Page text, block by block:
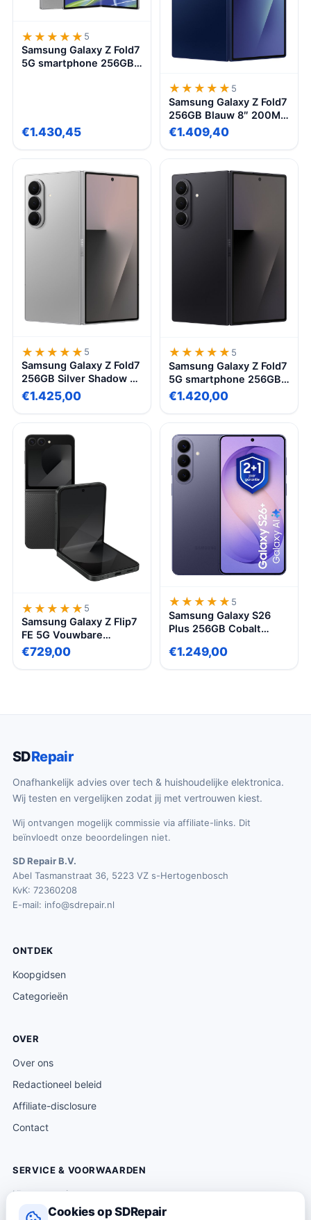
Cookies op SDRepair
★★★★★
★★★★★ 5
Samsung Galaxy Z Fold7
5G smartphone 256GB
€1.430,45
★★★★★
★★★★★ 5
Samsung Galaxy Z Fold7
256GB Blauw 8″ 200MP
Camera Snapdragon 8
Gen 3 Dual SIM 5G
€1.409,40
★★★★★
★★★★★ 5
Samsung Galaxy Z Fold7
256GB Silver Shadow –
8″ scherm, 200MP
camera, Snapdragon 8
smartphone
€1.425,00
★★★★★
★★★★★ 5
Samsung Galaxy Z Fold7
5G smartphone 256GB
JetBlack, opvouwbaar,
8” groot scherm, 200MP
Gen 4
€1.420,00
★★★★★
★★★★★ 5
Samsung Galaxy Z Flip7
FE 5G Vouwbare
Smartphone 6,7″
AMOLED 256GB Zwart
€729,00
★★★★★
★★★★★ 5
Samsung Galaxy S26
Plus 256GB Cobalt
50MP triple camera,
€1.249,00
SDRepair
Onafhankelijk advies over tech & huishoudelijke elektronica.
Wij testen en vergelijken zodat jij met vertrouwen kiest.
Wij ontvangen mogelijk commissie via affiliate-links. Dit
beïnvloedt onze beoordelingen niet.
SD Repair B.V.
Abel Tasmanstraat 36, 5223 VZ s-Hertogenbosch
KvK: 72360208
E-mail: info@sdrepair.nl
ONTDEK
Koopgidsen
Categorieën
OVER
Over ons
Redactioneel beleid
Affiliate-disclosure
Contact
SERVICE & VOORWAARDEN
Klantenservice
Verzending & levering